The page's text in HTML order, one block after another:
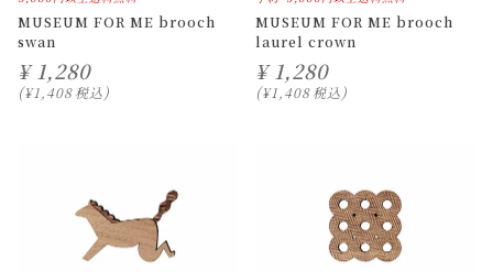
MUSEUM FOR ME brooch
swan
¥ 1,280
¥1,408税込
MUSEUM FOR ME brooch
laurel crown
¥ 1,280
¥1,408税込